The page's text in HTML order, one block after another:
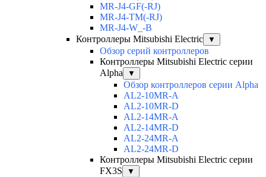
MR-J4-GF(-RJ)
MR-J4-TM(-RJ)
MR-J4-W_-B
Контроллеры Mitsubishi Electric
▼
Обзор серий контроллеров
Контроллеры Mitsubishi Electric серии
Alpha
▼
Обзор контроллеров серии Alpha
AL2-10MR-A
AL2-10MR-D
AL2-14MR-A
AL2-14MR-D
AL2-24MR-A
AL2-24MR-D
Контроллеры Mitsubishi Electric серии
FX3S
▼